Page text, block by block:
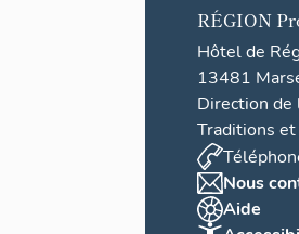
RÉGION
Hôtel de
13481
Direction de
Traditions
Nous
Aide